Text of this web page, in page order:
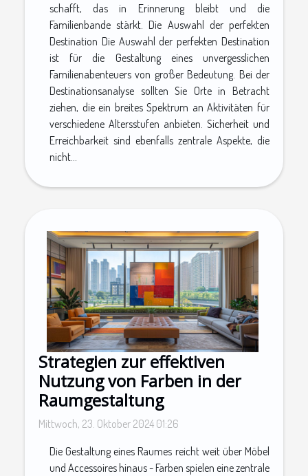
schafft, das in Erinnerung bleibt und die
Familienbande stärkt. Die Auswahl der perfekten
Destination Die Auswahl der perfekten Destination
ist für die Gestaltung eines unvergesslichen
Familienabenteuers von großer Bedeutung. Bei der
Destinationsanalyse sollten Sie Orte in Betracht
ziehen, die ein breites Spektrum an Aktivitäten für
verschiedene Altersstufen anbieten. Sicherheit und
Erreichbarkeit sind ebenfalls zentrale Aspekte, die
nicht...
Strategien zur effektiven
Nutzung von Farben in der
Raumgestaltung
Mittwoch, 23. Oktober 2024 01:26
Die Gestaltung eines Raumes reicht weit über Möbel
und Accessoires hinaus - Farben spielen eine zentrale